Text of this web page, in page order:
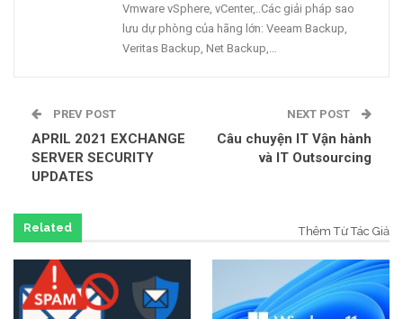
Vmware vSphere, vCenter,..Các giải pháp sao
lưu dự phòng của hãng lớn: Veeam Backup,
Veritas Backup, Net Backup,…
PREV POST
APRIL 2021 EXCHANGE
SERVER SECURITY
UPDATES
NEXT POST
Câu chuyện IT Vận hành
và IT Outsourcing
Related Thêm Từ Tác Giả